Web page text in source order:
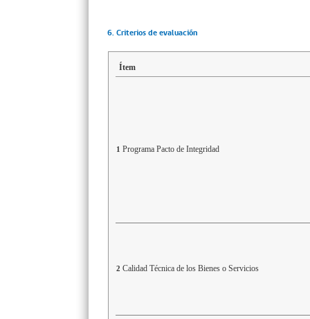
6. Criterios de evaluación
Ítem
1 Programa Pacto de Integridad
2 Calidad Técnica de los Bienes o Servicios